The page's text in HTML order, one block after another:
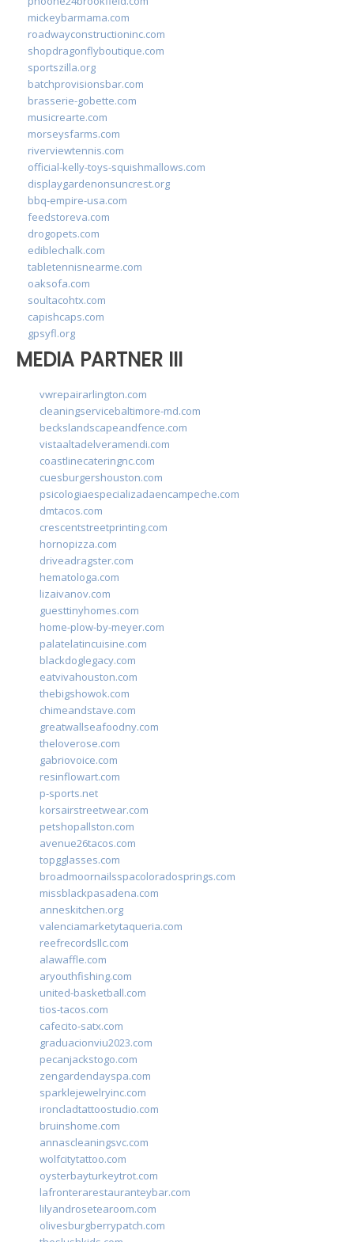
mickeybarmama.com
roadwayconstructioninc.com
shopdragonflyboutique.com
sportszilla.org
batchprovisionsbar.com
brasserie-gobette.com
musicrearte.com
morseysfarms.com
riverviewtennis.com
official-kelly-toys-squishmallows.com
displaygardenonsuncrest.org
bbq-empire-usa.com
feedstoreva.com
drogopets.com
ediblechalk.com
tabletennisnearme.com
oaksofa.com
soultacohtx.com
capishcaps.com
gpsyfl.org
MEDIA PARTNER III
vwrepairarlington.com
cleaningservicebaltimore-md.com
beckslandscapeandfence.com
vistaaltadelveramendi.com
coastlinecateringnc.com
cuesburgershouston.com
psicologiaespecializadaencampeche.com
dmtacos.com
crescentstreetprinting.com
hornopizza.com
driveadragster.com
hematologa.com
lizaivanov.com
guesttinyhomes.com
home-plow-by-meyer.com
palatelatincuisine.com
blackdoglegacy.com
eatvivahouston.com
thebigshowok.com
chimeandstave.com
greatwallseafoodny.com
theloverose.com
gabriovoice.com
resinflowart.com
p-sports.net
korsairstreetwear.com
petshopallston.com
avenue26tacos.com
topgglasses.com
broadmoornailsspacoloradosprings.com
missblackpasadena.com
anneskitchen.org
valenciamarketytaqueria.com
reefrecordsllc.com
alawaffle.com
aryouthfishing.com
united-basketball.com
tios-tacos.com
cafecito-satx.com
graduacionviu2023.com
pecanjackstogo.com
zengardendayspa.com
sparklejewelryinc.com
ironcladtattoostudio.com
bruinshome.com
annascleaningsvc.com
wolfcitytattoo.com
oysterbayturkeytrot.com
lafronterarestauranteybar.com
lilyandrosetearoom.com
olivesburgberrypatch.com